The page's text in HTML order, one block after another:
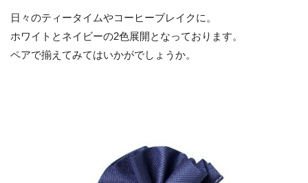
日々のティータイムやコーヒーブレイクに。
ホワイトとネイビーの2色展開となっております。
ペアで揃えてみてはいかがでしょうか。